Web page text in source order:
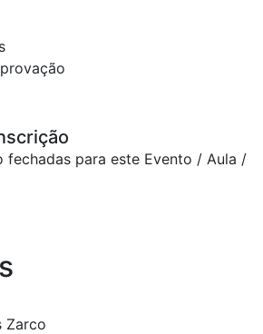
fechadas para este Evento / Aula /
Zarco